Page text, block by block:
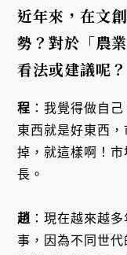
近年來，在文
勢？對於「農
看法或建議呢？
程 ：我覺得做自
東西就是好東西
掉，就這樣啊！
長。
趙 ：現在越來越
事，因為不同世